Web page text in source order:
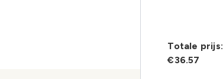
Totale prijs:
€36.57